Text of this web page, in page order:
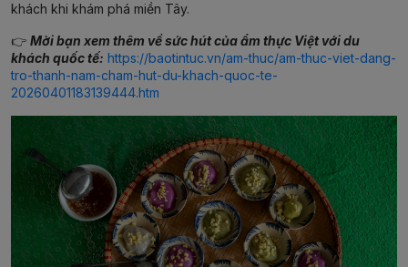
khách khi khám phá miền Tây.
👉 Mời bạn xem thêm về sức hút của ẩm thực Việt với du
khách quốc tế: https://baotintuc.vn/am-thuc/am-thuc-viet-dang-
tro-thanh-nam-cham-hut-du-khach-quoc-te-
20260401183139444.htm